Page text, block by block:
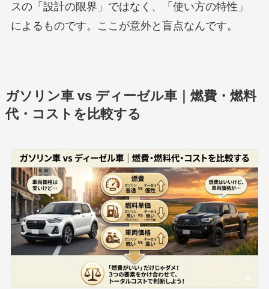
スの「設計の限界」ではなく、「使い方の特性」
によるものです。ここが意外と盲点なんです。
ガソリン車 vs ディーゼル車｜燃費・燃料
代・コストを比較する